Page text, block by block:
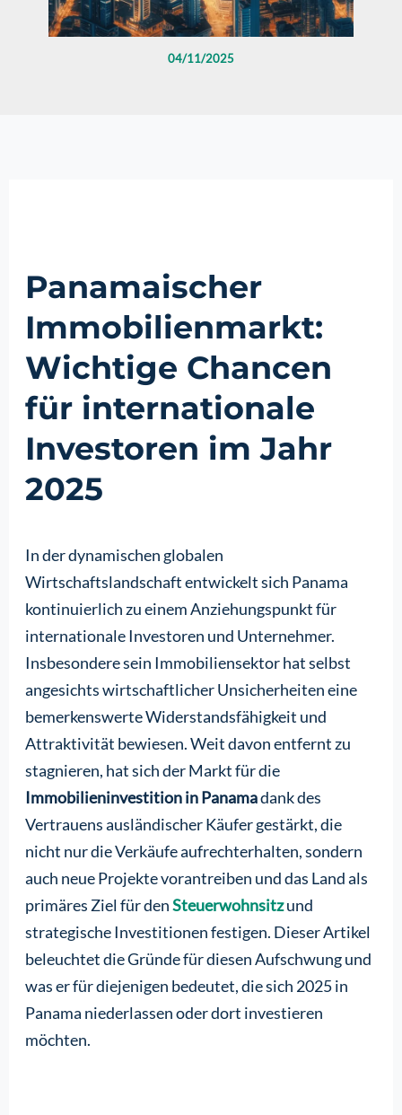
04/11/2025
Panamaischer
Immobilienmarkt:
Wichtige Chancen
für internationale
Investoren im Jahr
2025
In der dynamischen globalen
Wirtschaftslandschaft entwickelt sich Panama
kontinuierlich zu einem Anziehungspunkt für
internationale Investoren und Unternehmer.
Insbesondere sein Immobiliensektor hat selbst
angesichts wirtschaftlicher Unsicherheiten eine
bemerkenswerte Widerstandsfähigkeit und
Attraktivität bewiesen. Weit davon entfernt zu
stagnieren, hat sich der Markt für die
Immobilieninvestition in Panamadank des
Vertrauens ausländischer Käufer gestärkt, die
nicht nur die Verkäufe aufrechterhalten, sondern
auch neue Projekte vorantreiben und das Land als
primäres Ziel für denSteuerwohnsitzund
strategische Investitionen festigen. Dieser Artikel
beleuchtet die Gründe für diesen Aufschwung und
was er für diejenigen bedeutet, die sich 2025 in
Panama niederlassen oder dort investieren
möchten.